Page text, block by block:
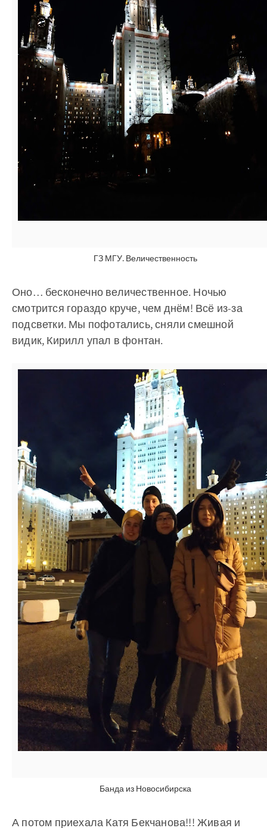
ГЗ МГУ. Величественность
Оно… бесконечно величественное. Ночью
смотрится гораздо круче, чем днём! Всё из-за
подсветки. Мы пофотались, сняли смешной
видик, Кирилл упал в фонтан.
Банда из Новосибирска
А потом приехала Катя Бекчанова!!! Живая и